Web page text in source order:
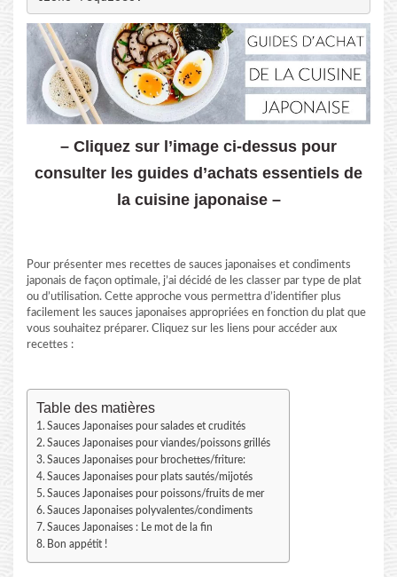
– Cliquez sur l’image ci-dessus pour
consulter les guides d’achats essentiels de
la cuisine japonaise –
Pour présenter mes recettes de sauces japonaises et condiments
japonais de façon optimale, j’ai décidé de les classer par type de plat
ou d’utilisation. Cette approche vous permettra d’identifier plus
facilement les sauces japonaises appropriées en fonction du plat que
vous souhaitez préparer. Cliquez sur les liens pour accéder aux
recettes :
Table des matières
Sauces Japonaises pour salades et crudités
Sauces Japonaises pour viandes/poissons grillés
Sauces Japonaises pour brochettes/friture:
Sauces Japonaises pour plats sautés/mijotés
Sauces Japonaises pour poissons/fruits de mer
Sauces Japonaises polyvalentes/condiments
Sauces Japonaises : Le mot de la fin
Bon appétit !